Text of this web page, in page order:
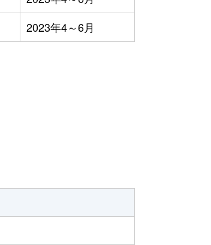
2023年4～6月